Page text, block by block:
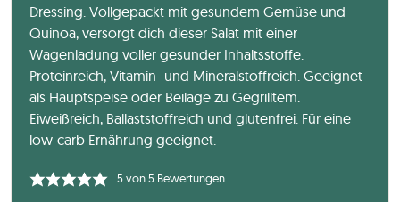
Dressing. Vollgepackt mit gesundem Gemüse und
Quinoa, versorgt dich dieser Salat mit einer
Wagenladung voller gesunder Inhaltsstoffe.
Proteinreich, Vitamin- und Mineralstoffreich. Geeignet
als Hauptspeise oder Beilage zu Gegrilltem.
Eiweißreich, Ballaststoffreich und glutenfrei. Für eine
low-carb Ernährung geeignet.
5von5Bewertungen